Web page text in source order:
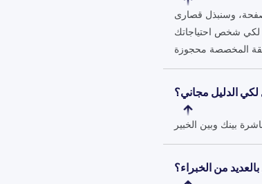
وسنبذل قصارى
الدليل مجاني؟
من الخبراء؟